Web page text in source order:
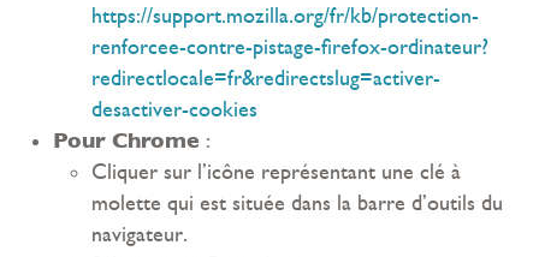
https://support.mozilla.org/fr/kb/protection-
renforcee-contre-pistage-firefox-ordinateur?
redirectlocale=fr&redirectslug=activer-
desactiver-cookies
Pour Chrome :
Cliquer sur l’icône représentant une clé à
molette qui est située dans la barre d’outils du
navigateur.